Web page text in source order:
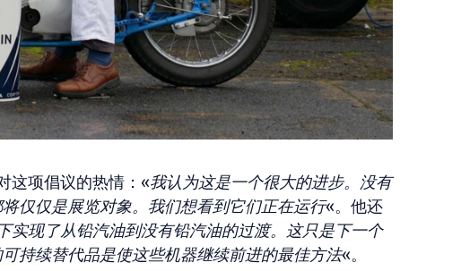
这项倡议的热情：«我认为这是一个很大的进步。没有
仅仅是展览对象。我们想看到它们正在运行«。他还
实现了从铅汽油到没有铅汽油的过渡。这只是下一个
持续替代品是使这些机器继续前进的最佳方法«。